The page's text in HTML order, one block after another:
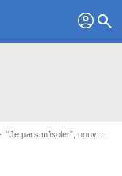
profil search
“Je pars m’isoler”, nouveau projet pour Marguerite de la Star Academy…